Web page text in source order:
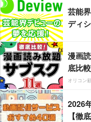
芸能
ディ
漫画
底比較
オリコン
2026
【徹